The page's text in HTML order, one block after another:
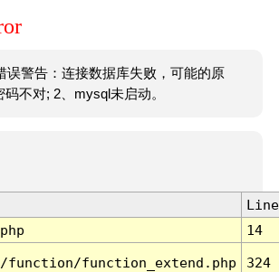
误警告：连接数据库失败，可能的原
不对; 2、mysql未启动。
Line
14
function/function_extend.php 324